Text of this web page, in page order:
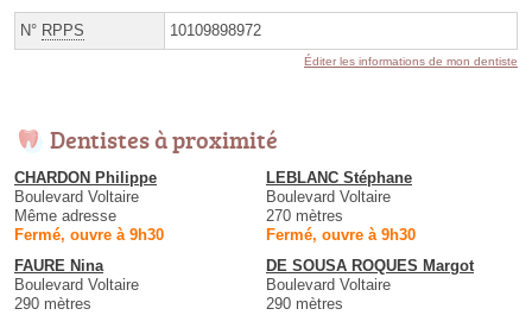
N° RPPS 10109898972
Éditer les informations de mon dentiste
Dentistes à proximité
CHARDON Philippe
Boulevard Voltaire
Même adresse
Fermé, ouvre à 9h30
LEBLANC Stéphane
Boulevard Voltaire
270 mètres
Fermé, ouvre à 9h30
FAURE Nina
Boulevard Voltaire
290 mètres
DE SOUSA ROQUES Margot
Boulevard Voltaire
290 mètres